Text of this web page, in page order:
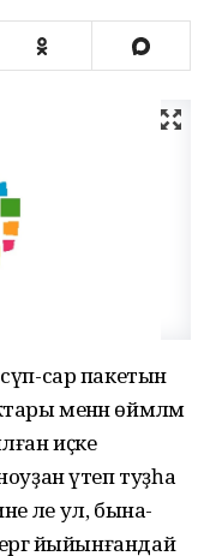
сар пакетын
менән өймәләм
иҫке
үтеп туҙһа
әле ул, бына-
йыйынғандай